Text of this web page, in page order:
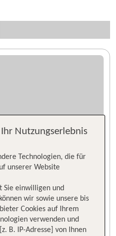
Nutzungserlebnis
Technologien, die für
unserer Website
Sie einwilligen und
wir sowie unsere bis
Cookies auf Ihrem
verwenden und
B. IP-Adresse] von Ihnen